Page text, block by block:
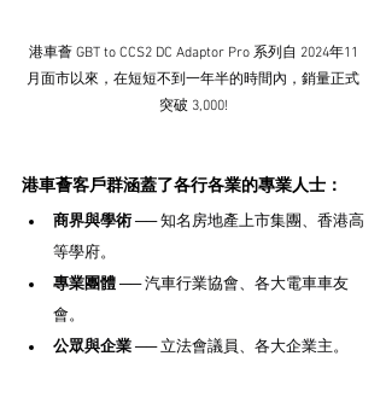
港車薈 GBT to CCS2 DC Adaptor Pro 系列自 2024年11
月面市以來，在短短不到一年半的時間內，銷量正式
突破 3,000!
港車薈客戶群涵蓋了各行各業的專業人士：
商界與學術 ── 知名房地產上市集團、香港高
等學府。
專業團體 ── 汽車行業協會、各大電車車友
會。
公眾與企業 ── 立法會議員、各大企業主。